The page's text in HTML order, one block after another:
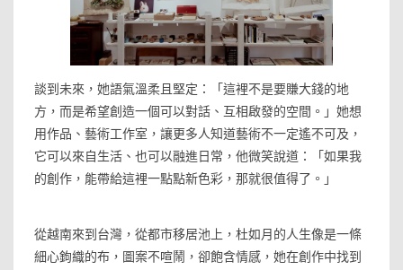
談到未來，她語氣溫柔且堅定：「這裡不是要賺大錢的地
方，而是希望創造一個可以對話、互相啟發的空間。」她想
用作品、藝術工作室，讓更多人知道藝術不一定遙不可及，
它可以來自生活、也可以融進日常，他微笑說道：「如果我
的創作，能帶給這裡一點點新色彩，那就很值得了。」
從越南來到台灣，從都市移居池上，杜如月的人生像是一條
細心鉤織的布，圖案不喧鬧，卻飽含情感，她在創作中找到